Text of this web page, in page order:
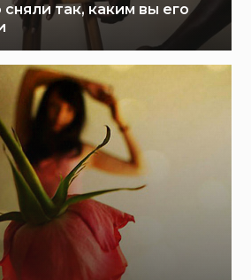
так, каким вы его